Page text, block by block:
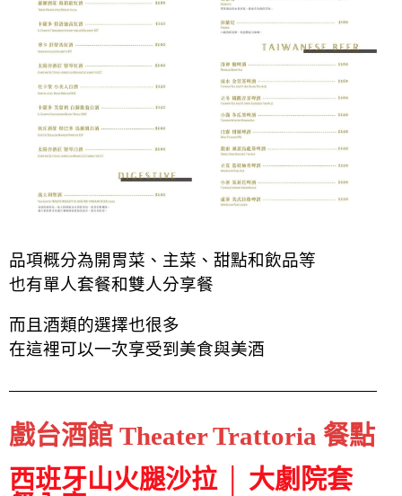
品項概分為開胃菜、主菜、甜點和飲品等
也有單人套餐和雙人分享餐
而且酒類的選擇也很多
在這裡可以一次享受到美食與美酒
戲台酒館 Theater Trattoria 餐點
西班牙山火腿沙拉 │ 大劇院套